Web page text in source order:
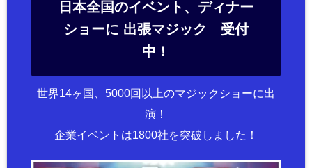
日本全国のイベント、ディナー
ショーに 出張マジック 受付
中！
世界14ヶ国、5000回以上のマジックショーに出
演！
企業イベントは1800社を突破しました！